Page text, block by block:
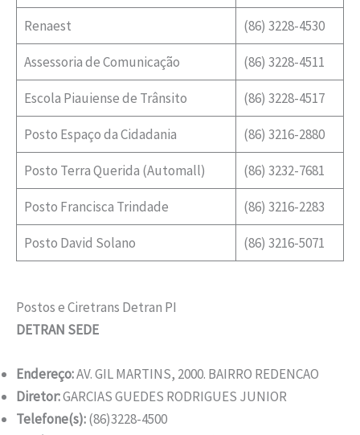
Renaest (86) 3228-4530
Assessoria de Comunicação (86) 3228-4511
Escola Piauiense de Trânsito (86) 3228-4517
Posto Espaço da Cidadania (86) 3216-2880
Posto Terra Querida (Automall) (86) 3232-7681
Posto Francisca Trindade (86) 3216-2283
Posto David Solano (86) 3216-5071
Postos e Ciretrans Detran PI
DETRAN SEDE
Endereço:AV. GIL MARTINS, 2000. BAIRRO REDENCAO
Diretor:GARCIAS GUEDES RODRIGUES JUNIOR
Telefone(s):(86)3228-4500